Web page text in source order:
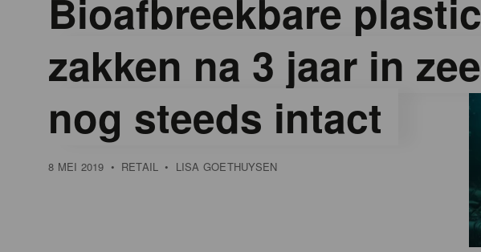
Bioafbreekbare plastic
zakken na 3 jaar in zee
nog steeds intact
8 MEI 2019 • RETAIL • LISA GOETHUYSEN